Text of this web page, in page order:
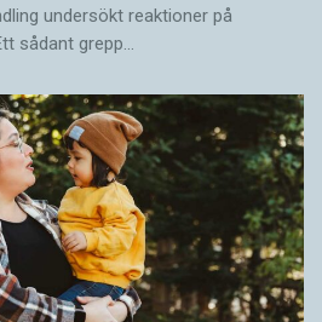
undersökt reaktioner på
sådant grepp…